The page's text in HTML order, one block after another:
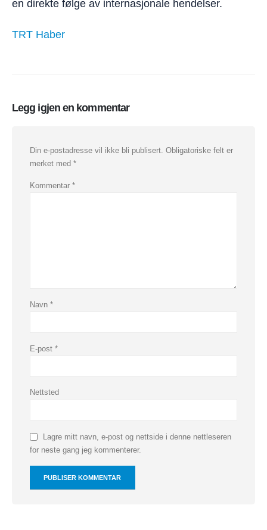
en direkte følge av internasjonale hendelser.
TRT Haber
Legg igjen en kommentar
Din e-postadresse vil ikke bli publisert. Obligatoriske felt er
merket med *
Kommentar *
Navn *
E-post *
Nettsted
Lagre mitt navn, e-post og nettside i denne nettleseren
for neste gang jeg kommenterer.